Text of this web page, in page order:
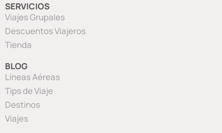
SERVICIOS
Viajes Grupales
Descuentos Viajeros
Tienda
BLOG
Líneas Aéreas
Tips de Viaje
Destinos
Viajes